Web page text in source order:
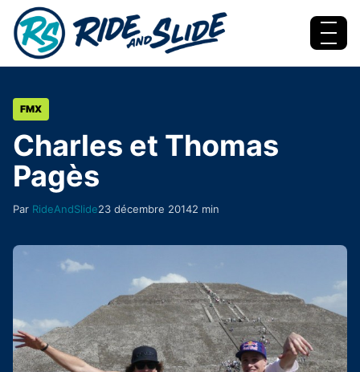
Aller au contenu
Menu
FMX
Charles et Thomas
Pagès
Par RideAndSlide23 décembre 20142 min